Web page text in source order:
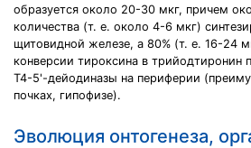
образуется около 20-30 мкг, причем
количества (т. е. около 4-6 мкг)
щитовидной железе, а 80% (т. е. 16-24
конверсии тироксина в трийодтиронин
Т4-5'-дейодиназы на периферии
почках, гипофизе).
Эволюция онтогенеза,